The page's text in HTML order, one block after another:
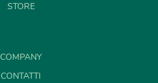
STORE
COMPANY
CONTATTI